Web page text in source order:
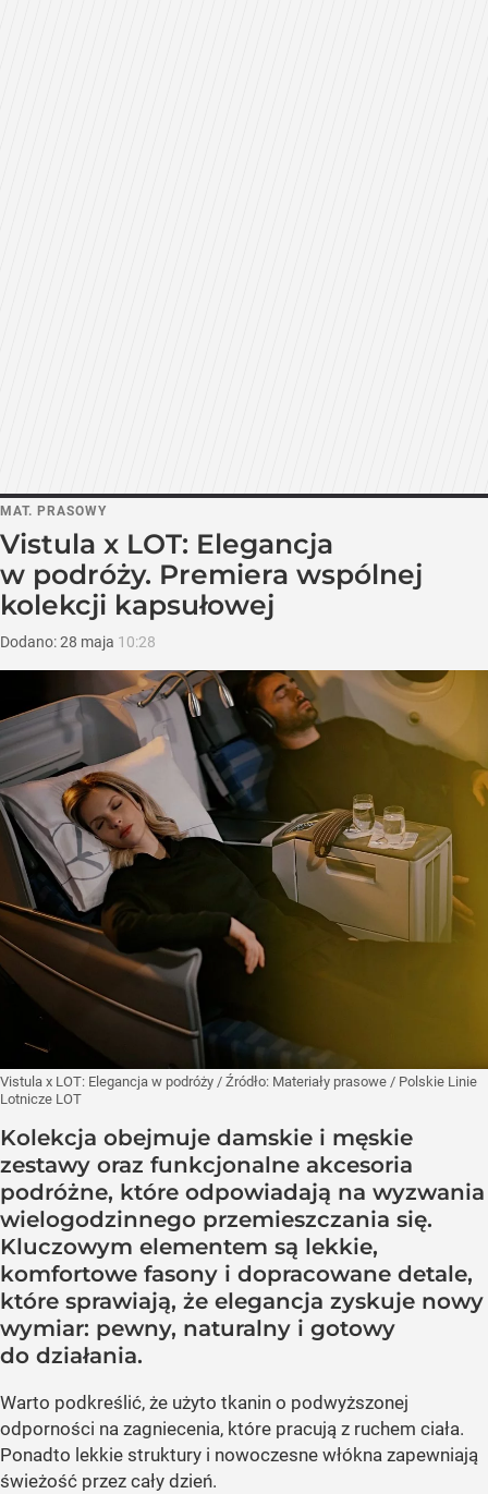
MAT. PRASOWY
Vistula x LOT: Elegancja
w podróży. Premiera wspólnej
kolekcji kapsułowej
Dodano:28 maja 10:28
Vistula x LOT: Elegancja w podróży / Źródło: Materiały prasowe / Polskie Linie
Lotnicze LOT
Kolekcja obejmuje damskie i męskie
zestawy oraz funkcjonalne akcesoria
podróżne, które odpowiadają na wyzwania
wielogodzinnego przemieszczania się.
Kluczowym elementem są lekkie,
komfortowe fasony i dopracowane detale,
które sprawiają, że elegancja zyskuje nowy
wymiar: pewny, naturalny i gotowy
do działania.
Warto podkreślić, że użyto tkanin o podwyższonej
odporności na zagniecenia, które pracują z ruchem ciała.
Ponadto lekkie struktury i nowoczesne włókna zapewniają
świeżość przez cały dzień.